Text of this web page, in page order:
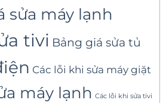
sửa máy lạnh
tivi Bảng giá sửa tủ
Các lỗi khi sửa máy giặt
máy lạnh Các lỗi khi sửa tivi